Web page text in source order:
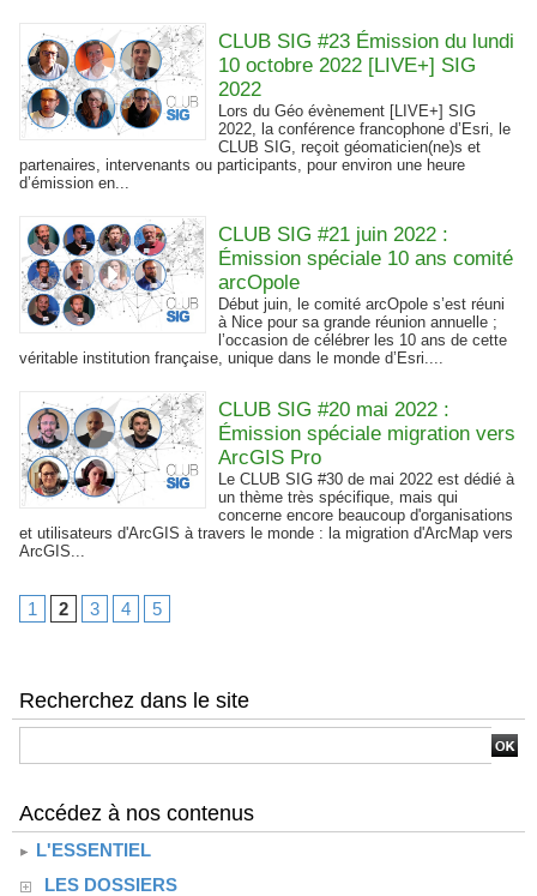
CLUB SIG #23 Émission du lundi
10 octobre 2022 [LIVE+] SIG
2022
Lors du Géo évènement [LIVE+] SIG
2022, la conférence francophone d’Esri, le
CLUB SIG, reçoit géomaticien(ne)s et
partenaires, intervenants ou participants, pour environ une heure
d’émission en...
CLUB SIG #21 juin 2022 :
Émission spéciale 10 ans comité
arcOpole
Début juin, le comité arcOpole s’est réuni
à Nice pour sa grande réunion annuelle ;
l’occasion de célébrer les 10 ans de cette
véritable institution française, unique dans le monde d’Esri....
CLUB SIG #20 mai 2022 :
Émission spéciale migration vers
ArcGIS Pro
Le CLUB SIG #30 de mai 2022 est dédié à
un thème très spécifique, mais qui
concerne encore beaucoup d'organisations
et utilisateurs d'ArcGIS à travers le monde : la migration d'ArcMap vers
ArcGIS...
1 2 3 4 5
Recherchez dans le site
Accédez à nos contenus
L'ESSENTIEL
LES DOSSIERS